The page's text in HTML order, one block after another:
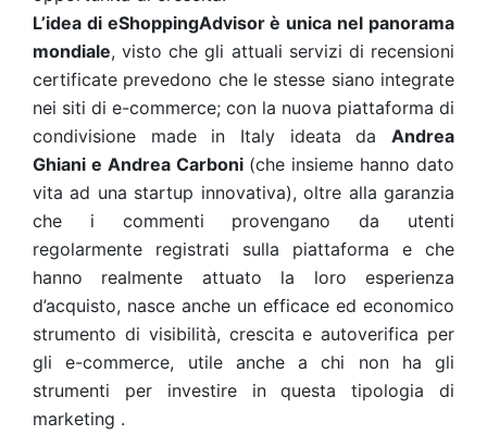
L’idea di eShoppingAdvisor è unica nel panorama
mondiale, visto che gli attuali servizi di recensioni
certificate prevedono che le stesse siano integrate
nei siti di e-commerce; con la nuova piattaforma di
condivisione made in Italy ideata da Andrea
Ghiani e Andrea Carboni(che insieme hanno dato
vita ad una startup innovativa), oltre alla garanzia
che i commenti provengano da utenti
regolarmente registrati sulla piattaforma e che
hanno realmente attuato la loro esperienza
d’acquisto, nasce anche un efficace ed economico
strumento di visibilità, crescita e autoverifica per
gli e-commerce, utile anche a chi non ha gli
strumenti per investire in questa tipologia di
marketing .